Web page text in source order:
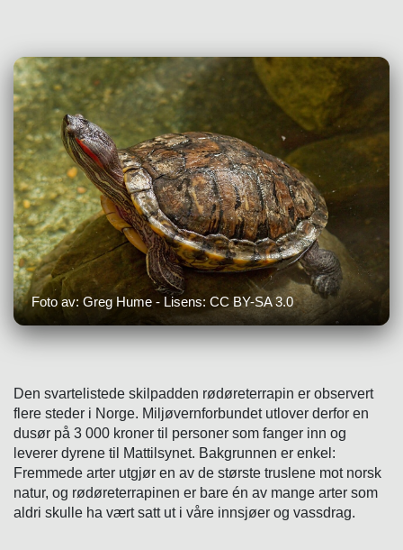
Foto av: Greg Hume - Lisens: CC BY-SA 3.0
Den svartelistede skilpadden rødøreterrapin er observert
flere steder i Norge. Miljøvernforbundet utlover derfor en
dusør på 3 000 kroner til personer som fanger inn og
leverer dyrene til Mattilsynet. Bakgrunnen er enkel:
Fremmede arter utgjør en av de største truslene mot norsk
natur, og rødøreterrapinen er bare én av mange arter som
aldri skulle ha vært satt ut i våre innsjøer og vassdrag.